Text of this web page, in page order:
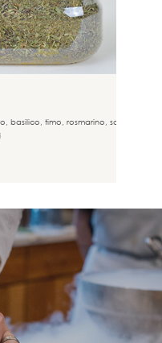
basilico, timo, rosmarino, santoreggia